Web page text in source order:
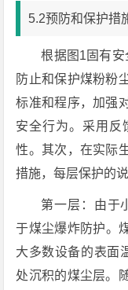
5.2预防和保护措
根据图1固有
防止和保护煤粉粉
标准和程序，加强
安全行为。采用反
性。其次，在实际
措施，每层保护的说
第一层：由于
于煤尘爆炸防护。
大多数设备的表面
处沉积的煤尘层。